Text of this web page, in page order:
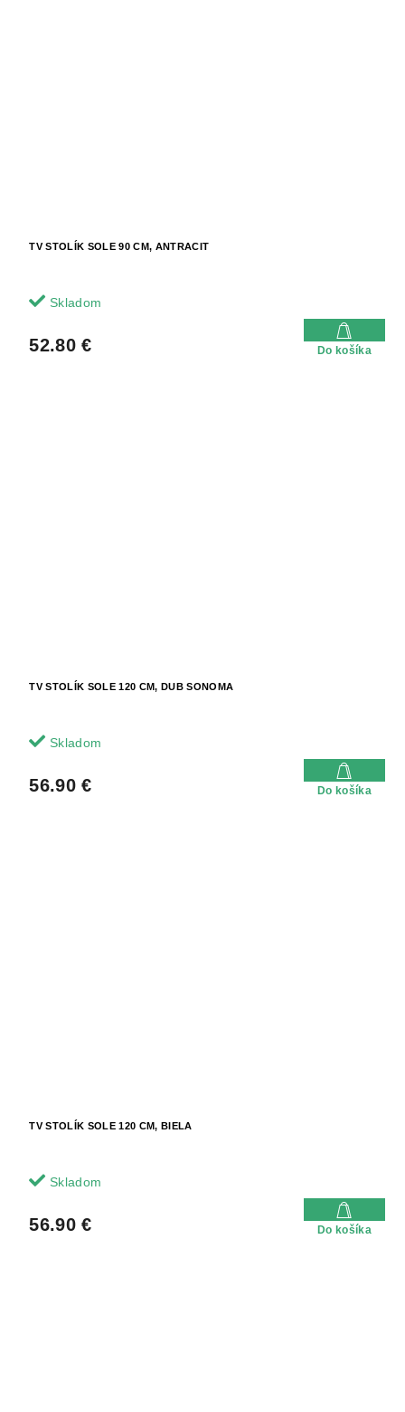
TV STOLÍK SOLE 90 CM, ANTRACIT
Skladom
52.80 € Do košíka
TV STOLÍK SOLE 120 CM, DUB SONOMA
Skladom
56.90 € Do košíka
TV STOLÍK SOLE 120 CM, BIELA
Skladom
56.90 € Do košíka